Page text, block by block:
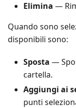
Elimina —
Quando sono
disponibili sono:
Sposta —
cartella.
Aggiungi ai
punti